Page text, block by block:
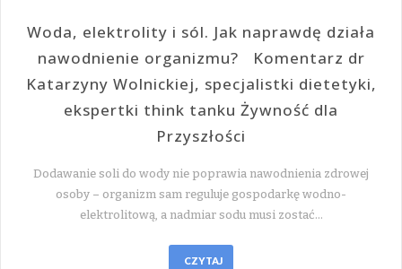
Woda, elektrolity i sól. Jak naprawdę działa
nawodnienie organizmu? Komentarz dr
Katarzyny Wolnickiej, specjalistki dietetyki,
ekspertki think tanku Żywność dla
Przyszłości
Dodawanie soli do wody nie poprawia nawodnienia zdrowej
osoby – organizm sam reguluje gospodarkę wodno-
elektrolitową, a nadmiar sodu musi zostać…
CZYTAJ